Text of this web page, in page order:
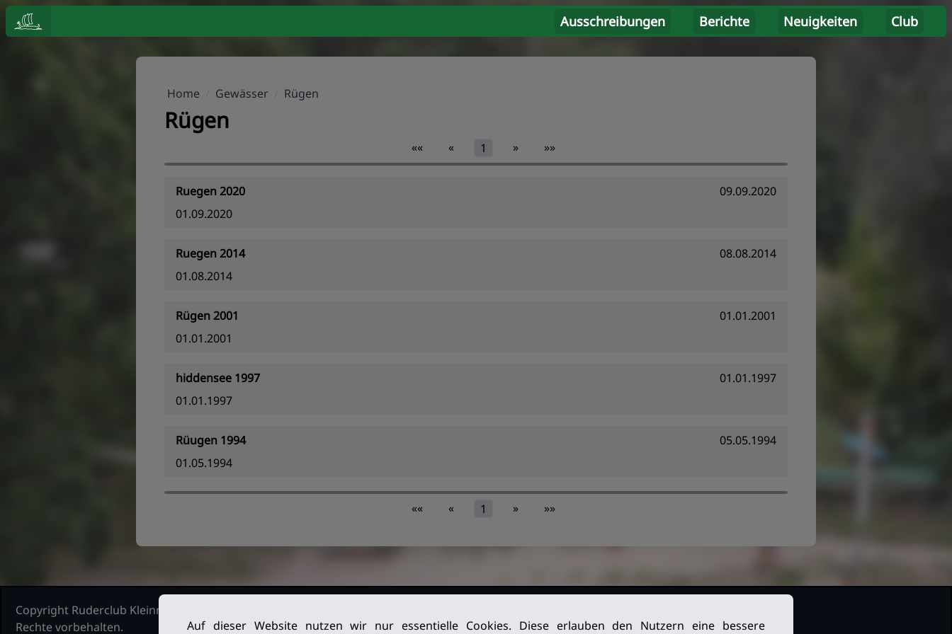
Ausschreibungen Berichte Neuigkeiten Club
Home Gewässer Rügen
Rügen
«« « 1 » »»
Ruegen 2020
09.09.2020
01.09.2020
Ruegen 2014
08.08.2014
01.08.2014
Rügen 2001
01.01.2001
01.01.2001
hiddensee 1997
01.01.1997
01.01.1997
Rüugen 1994
05.05.1994
01.05.1994
«« « 1 » »»
Copyright Ruderclub Kleinmachnow Stahnsdorf Teltow, 2026. Alle
Rechte vorbehalten.
Datenschutz
Auf dieser Website nutzen wir nur essentielle Cookies. Diese erlauben den Nutzern eine bessere